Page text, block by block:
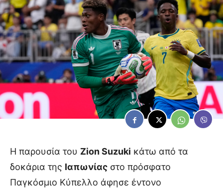
Η παρουσία του Zion Suzuki κάτω από τα
δοκάρια της Ιαπωνίας στο πρόσφατο
Παγκόσμιο Κύπελλο άφησε έντονο